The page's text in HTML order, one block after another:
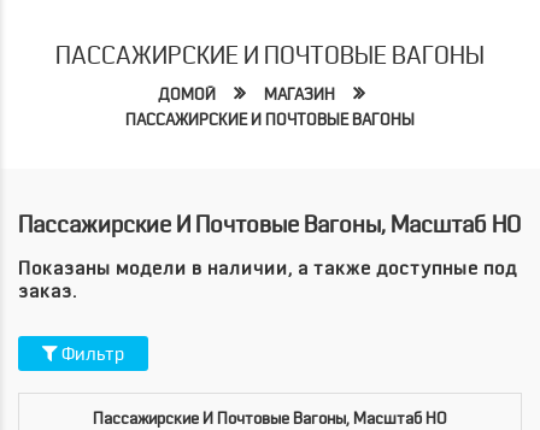
ПАССАЖИРСКИЕ И ПОЧТОВЫЕ ВАГОНЫ
ДОМОЙ
МАГАЗИН
ПАССАЖИРСКИЕ И ПОЧТОВЫЕ ВАГОНЫ
Пассажирские И Почтовые Вагоны, Масштаб HO
Показаны модели в наличии, а также доступные под
заказ.
Фильтр
Пассажирские И Почтовые Вагоны, Масштаб HO